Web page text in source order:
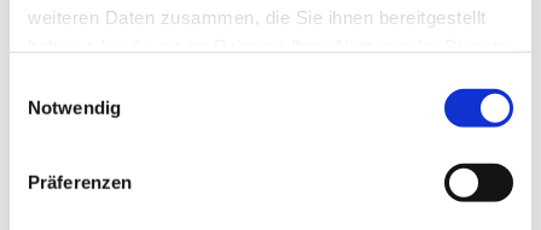
weiteren Daten zusammen, die Sie ihnen bereitgestellt
Notwendig
Präferenzen